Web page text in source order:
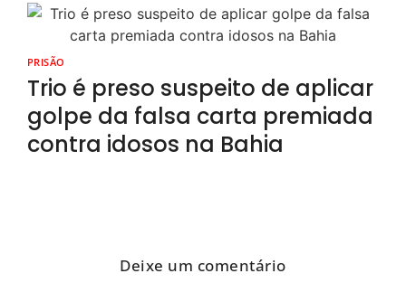
PRISÃO
Trio é preso suspeito de aplicar
golpe da falsa carta premiada
contra idosos na Bahia
Deixe um comentário